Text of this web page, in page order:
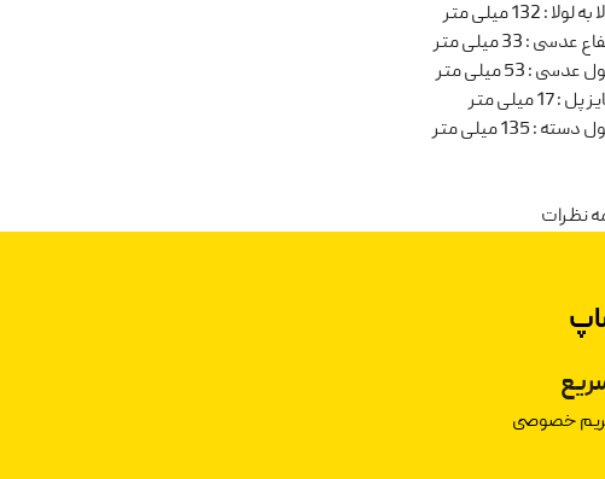
به لولا:132 میلی متر
عدسی:33 میلی متر
عدسی:53 میلی متر
پل:17 میلی متر
دسته:135 میلی متر
نظرات
خصوصی